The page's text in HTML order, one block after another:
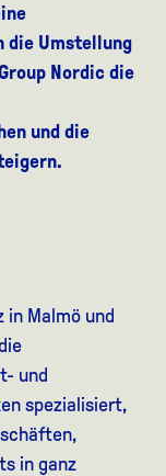
die Umstellung
Nordic die
und die
in Malmö und
und
spezialisiert,
in ganz